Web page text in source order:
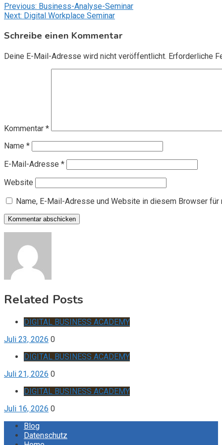
Beitragsnavigation
Previous: Business-Analyse-Seminar
Next: Digital Workplace Seminar
Schreibe einen Kommentar
Deine E-Mail-Adresse wird nicht veröffentlicht. Erforderliche
Kommentar *
Name *
E-Mail-Adresse *
Website
Name, E-Mail-Adresse und Website in diesem Browser
Related Posts
DIGITAL BUSINESS ACADEMY
Juli 23, 2026 0
DIGITAL BUSINESS ACADEMY
Juli 21, 2026 0
DIGITAL BUSINESS ACADEMY
Juli 16, 2026 0
Blog
Datenschutz